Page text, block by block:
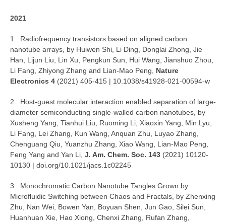
2021
1. Radiofrequency transistors based on aligned carbon
nanotube arrays, by Huiwen Shi, Li Ding, Donglai Zhong, Jie
Han, Lijun Liu, Lin Xu, Pengkun Sun, Hui Wang, Jianshuo Zhou,
Li Fang, Zhiyong Zhang and Lian-Mao Peng, Nature
Electronics 4 (2021) 405-415 | 10.1038/s41928-021-00594-w
2. Host-guest molecular interaction enabled separation of large-
diameter semiconducting single-walled carbon nanotubes, by
Xusheng Yang, Tianhui Liu, Ruoming Li, Xiaoxin Yang, Min Lyu,
Li Fang, Lei Zhang, Kun Wang, Anquan Zhu, Luyao Zhang,
Chenguang Qiu, Yuanzhu Zhang, Xiao Wang, Lian-Mao Peng,
Feng Yang and Yan Li, J. Am. Chem. Soc. 143 (2021) 10120-
10130 | doi.org/10.1021/jacs.1c02245
3. Monochromatic Carbon Nanotube Tangles Grown by
Microfluidic Switching between Chaos and Fractals, by Zhenxing
Zhu, Nan Wei, Bowen Yan, Boyuan Shen, Jun Gao, Silei Sun,
Huanhuan Xie, Hao Xiong, Chenxi Zhang, Rufan Zhang,